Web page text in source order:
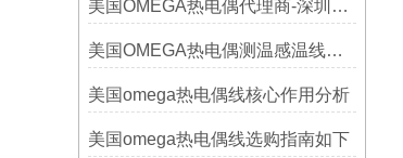
美国OMEGA热电偶代理商-深圳鑫博恒业-热电偶测温感温线和插头插座连接器
美国OMEGA热电偶测温感温线和插头插座连接器真伪原装正品判断查验方法
美国omega热电偶线核心作用分析
美国omega热电偶线选购指南如下